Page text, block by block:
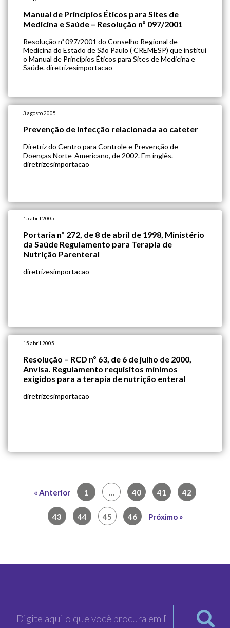
Manual de Princípios Éticos para Sites de
Medicina e Saúde – Resolução nº 097/2001
Resolução nº 097/2001 do Conselho Regional de
Medicina do Estado de São Paulo ( CREMESP) que institui
o Manual de Princípios Éticos para Sites de Medicina e
Saúde. diretrizesimportacao
3 agosto 2005
Prevenção de infecção relacionada ao cateter
Diretriz do Centro para Controle e Prevenção de
Doenças Norte-Americano, de 2002. Em inglês.
diretrizesimportacao
15 abril 2005
Portaria nº 272, de 8 de abril de 1998, Ministério
da Saúde Regulamento para Terapia de
Nutrição Parenteral
diretrizesimportacao
15 abril 2005
Resolução – RCD nº 63, de 6 de julho de 2000,
Anvisa. Regulamento requisitos mínimos
exigidos para a terapia de nutrição enteral
diretrizesimportacao
« Anterior 1 … 40 41 42
43 44 45 46 Próximo »